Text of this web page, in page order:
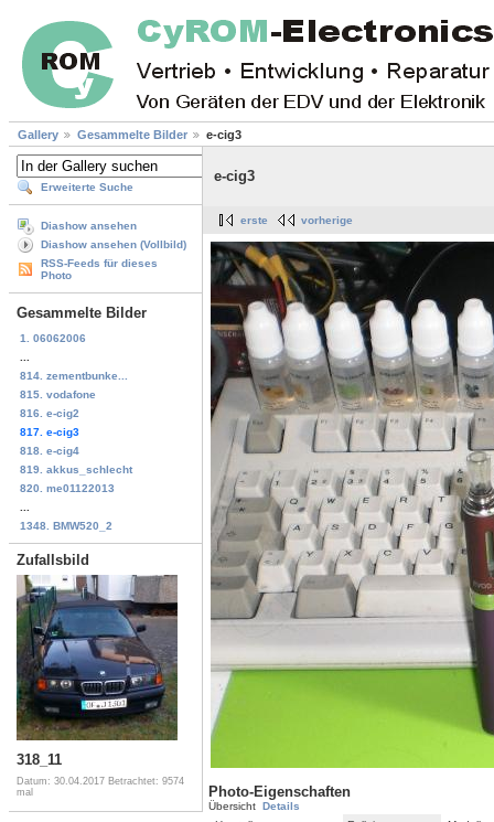
Gallery Gesammelte Bilder e-cig3
Erweiterte Suche
Diashow ansehen
Diashow ansehen (Vollbild)
RSS-Feeds für dieses
Photo
Gesammelte Bilder
1. 06062006
814. zementbunke...
815. vodafone
816. e-cig2
817. e-cig3
818. e-cig4
819. akkus_schlecht
820. me01122013
1348. BMW520_2
Zufallsbild
318_11
Datum: 30.04.2017 Betrachtet: 9574
mal
e-cig3
erste vorherige
Photo-Eigenschaften
Übersicht Details